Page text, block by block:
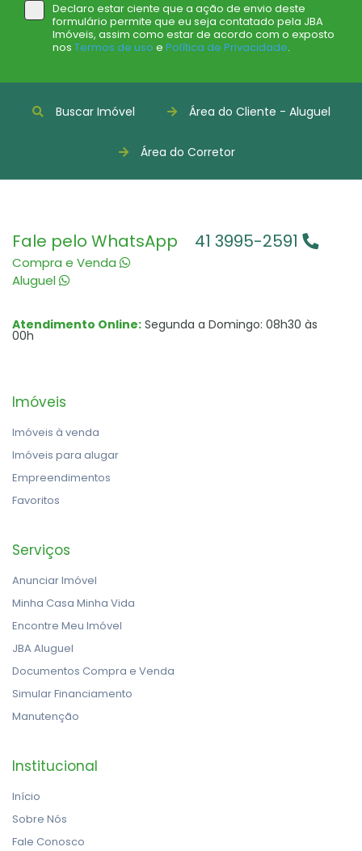
Declaro estar ciente que a ação de envio deste
formulário permite que eu seja contatado pela JBA
Imóveis, assim como estar de acordo com o exposto
nos Termos de uso e Política de Privacidade.
Buscar Imóvel Área do Cliente - Aluguel
Área do Corretor
Fale pelo WhatsApp
Compra e Venda
Aluguel
41 3995-2591
Atendimento Online: Segunda a Domingo: 08h30 às
00h
Imóveis
Imóveis à venda
Imóveis para alugar
Empreendimentos
Favoritos
Serviços
Anunciar Imóvel
Minha Casa Minha Vida
Encontre Meu Imóvel
JBA Aluguel
Documentos Compra e Venda
Simular Financiamento
Manutenção
Institucional
Início
Sobre Nós
Fale Conosco